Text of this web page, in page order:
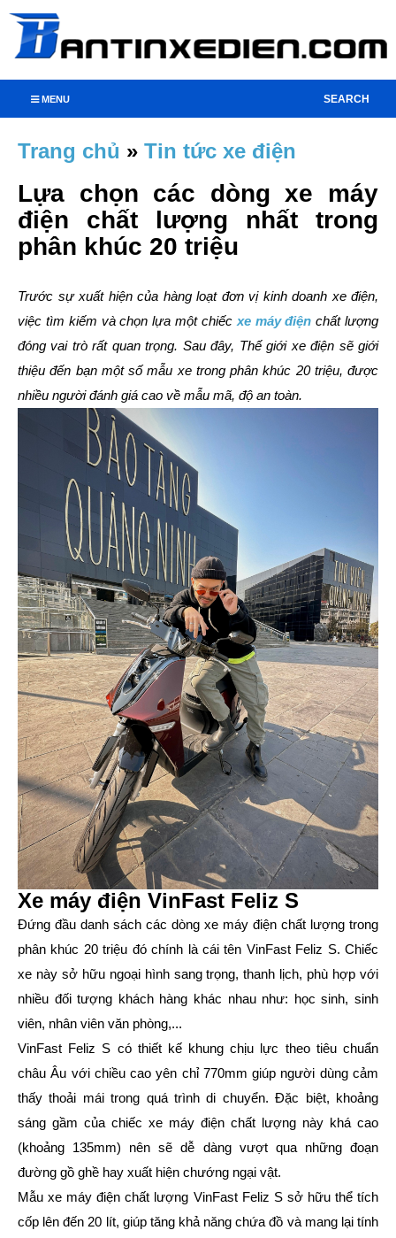
SEARCH
MENU
Trang chủ » Tin tức xe điện
Lựa chọn các dòng xe máy
điện chất lượng nhất trong
phân khúc 20 triệu
Trước sự xuất hiện của hàng loạt đơn vị kinh doanh xe điện,
việc tìm kiếm và chọn lựa một chiếc xe máy điện chất lượng
đóng vai trò rất quan trọng. Sau đây, Thế giới xe điện sẽ giới
thiệu đến bạn một số mẫu xe trong phân khúc 20 triệu, được
nhiều người đánh giá cao về mẫu mã, độ an toàn.
Xe máy điện VinFast Feliz S
Đứng đầu danh sách các dòng xe máy điện chất lượng trong
phân khúc 20 triệu đó chính là cái tên VinFast Feliz S. Chiếc
xe này sở hữu ngoại hình sang trọng, thanh lịch, phù hợp với
nhiều đối tượng khách hàng khác nhau như: học sinh, sinh
viên, nhân viên văn phòng,...
VinFast Feliz S có thiết kế khung chịu lực theo tiêu chuẩn
châu Âu với chiều cao yên chỉ 770mm giúp người dùng cảm
thấy thoải mái trong quá trình di chuyển. Đặc biệt, khoảng
sáng gầm của chiếc xe máy điện chất lượng này khá cao
(khoảng 135mm) nên sẽ dễ dàng vượt qua những đoạn
đường gồ ghề hay xuất hiện chướng ngại vật.
Mẫu xe máy điện chất lượng VinFast Feliz S sở hữu thể tích
cốp lên đến 20 lít, giúp tăng khả năng chứa đồ và mang lại tính